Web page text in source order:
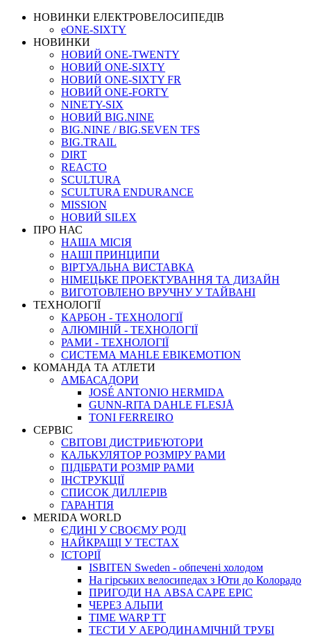
НОВИНКИ ЕЛЕКТРОВЕЛОСИПЕДІВ
eONE-SIXTY
НОВИНКИ
НОВИЙ ONE-TWENTY
НОВИЙ ONE-SIXTY
НОВИЙ ONE-SIXTY FR
НОВИЙ ONE-FORTY
NINETY-SIX
НОВИЙ BIG.NINE
BIG.NINE / BIG.SEVEN TFS
BIG.TRAIL
DIRT
REACTO
SCULTURA
SCULTURA ENDURANCE
MISSION
НОВИЙ SILEX
ПРО НАС
НАША МICIЯ
НАШI ПРИНЦИПИ
ВIРТУАЛЬНА ВИСТАВКА
НІМЕЦЬКЕ ПРОЕКТУВАННЯ ТА ДИЗАЙН
ВИГОТОВЛЕНО ВРУЧНУ У ТАЙВАНІ
ТЕХНОЛОГІЇ
КАРБОН - ТЕХНОЛОГІЇ
АЛЮМІНІЙ - ТЕХНОЛОГІЇ
РАМИ - ТЕХНОЛОГІЇ
СИСТЕМА MAHLE EBIKEMOTION
КОМАНДА ТА АТЛЕТИ
АМБАСАДОРИ
JOSÉ ANTONIO HERMIDA
GUNN-RITA DAHLE FLESJÅ
TONI FERREIRO
СЕРВІС
СВІТОВІ ДИСТРИБ'ЮТОРИ
КАЛЬКУЛЯТОР РОЗМIРУ РАМИ
ПІДІБРАТИ РОЗМІР РАМИ
IНСТРУКЦIЇ
СПИСОК ДИЛЛЕРІВ
ГАРАНТIЯ
MERIDA WORLD
ЄДИНI У СВОЄМУ РОДI
НАЙКРАЩІ У ТЕСТАХ
ІСТОРІЇ
ISBITEN Sweden - обпечені холодом
На гірських велосипедах з Юти до Колорадо
ПРИГОДИ НА ABSA CAPE EPIC
ЧЕРЕЗ АЛЬПИ
TIME WARP TT
ТЕСТИ У АЕРОДИНАМІЧНІЙ ТРУБІ